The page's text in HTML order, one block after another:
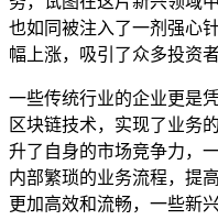
也如同被注入了一剂强心
幅上涨，吸引了众多投资者
一些传统行业的企业更是
区块链技术，实现了业务
升了自身的市场竞争力，
内部繁琐的业务流程，提
更加高效和流畅，一些新